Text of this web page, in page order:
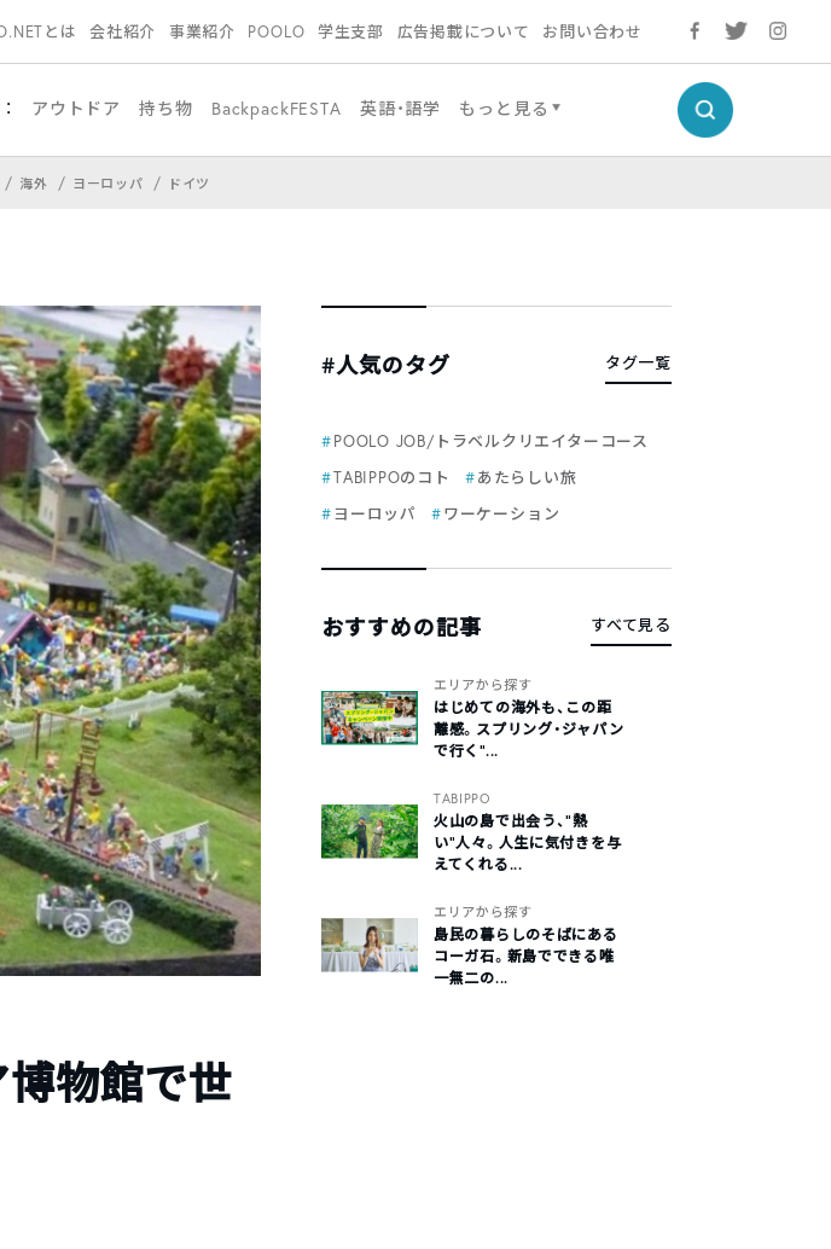
とは 会社紹介 事業紹介 POOLO 学生支部 広告掲載について お問い合わせ
アウトドア 持ち物 BackpackFESTA 英語・語学 もっと見る
海外 ヨーロッパ ドイツ
博物館で世
#人気のタグ タグ一覧
POOLO JOB/トラベルクリエイターコース
TABIPPOのコト
あたらしい旅
ヨーロッパ
ワーケーション
おすすめの記事 すべて見る
エリアから探す
はじめての海外も、この距
離感。スプリング・ジャパン
で行く“...
TABIPPO
火山の島で出会う、“熱
い“人々。人生に気付きを与
えてくれる...
エリアから探す
島民の暮らしのそばにある
コーガ石。新島でできる唯
一無二の...